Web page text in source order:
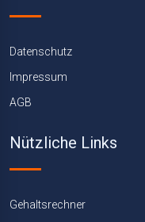
Datenschutz
Impressum
AGB
Nützliche Links
Gehaltsrechner